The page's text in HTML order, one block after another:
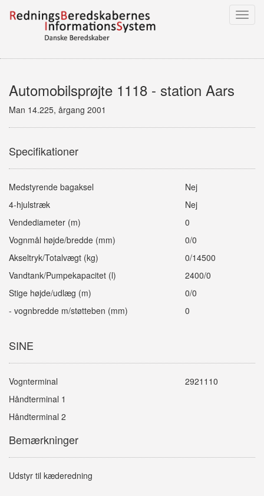
Automobilsprøjte 1118 - station Aars
Man 14.225, årgang 2001
Specifikationer
Medstyrende bagaksel
4-hjulstræk
Vendediameter (m)
Vognmål højde/bredde (mm)
Akseltryk/Totalvægt (kg)
Vandtank/Pumpekapacitet (l)
Stige højde/udlæg (m)
- vognbredde m/støtteben (mm)
Nej
Nej
0
0/0
0/14500
2400/0
0/0
0
SINE
Vognterminal
Håndterminal 1
Håndterminal 2
2921110
Bemærkninger
Udstyr til kæderedning